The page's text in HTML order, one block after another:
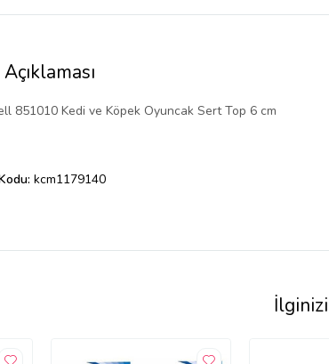
851010 Kedi ve Köpek Oyuncak Sert Top 6 cm
kcm1179140